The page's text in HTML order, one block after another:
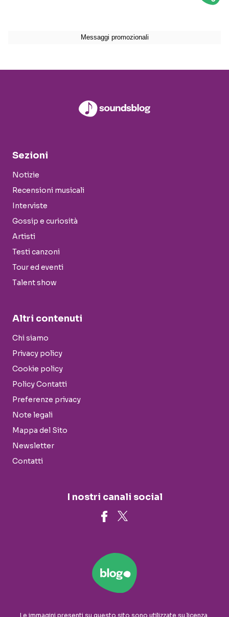
Sezioni
Notizie
Recensioni musicali
Interviste
Gossip e curiosità
Artisti
Testi canzoni
Tour ed eventi
Talent show
Altri contenuti
Chi siamo
Privacy policy
Cookie policy
Policy Contatti
Preferenze privacy
Note legali
Mappa del Sito
Newsletter
Contatti
I nostri canali social
Le immagini presenti su questo sito sono utilizzate su licenza.